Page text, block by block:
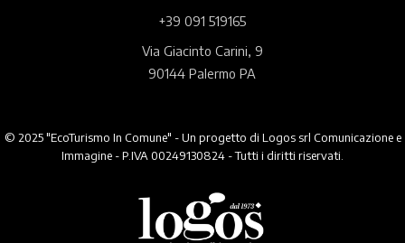
+39 091 519165
Via Giacinto Carini, 9
90144 Palermo PA
© 2025 "EcoTurismo In Comune" - Un progetto di Logos srl Comunicazione e
Immagine - P.IVA 00249130824 - Tutti i diritti riservati.